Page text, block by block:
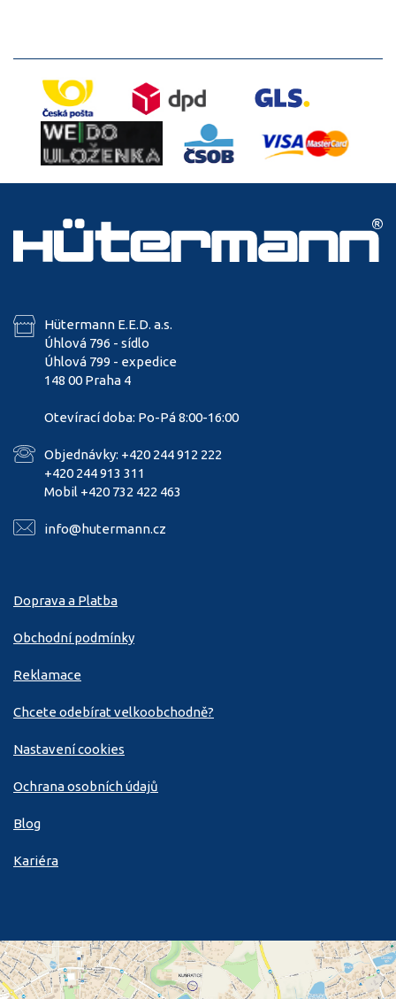
Hütermann E.E.D. a.s.
Úhlová 796 - sídlo
Úhlová 799 - expedice
148 00 Praha 4
Otevírací doba: Po-Pá 8:00-16:00
Objednávky: +420 244 912 222
+420 244 913 311
Mobil +420 732 422 463
info@hutermann.cz
Doprava a Platba
Obchodní podmínky
Reklamace
Chcete odebírat velkoobchodně?
Nastavení cookies
Ochrana osobních údajů
Blog
Kariéra